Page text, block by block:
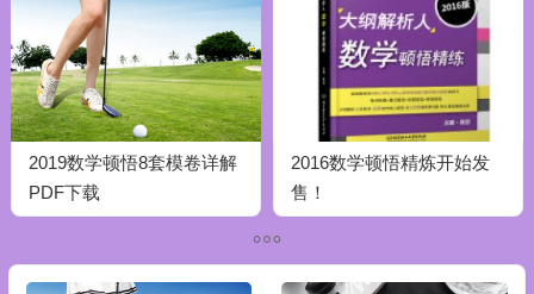
2019数学顿悟8套模卷详解
PDF下载
2016数学顿悟精炼开始发
售！